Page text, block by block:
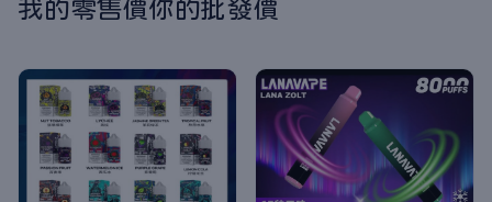
我的零售價你的批發價